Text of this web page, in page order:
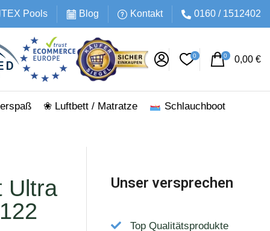
Pools Blog Kontakt 0160 / 1512402
0 0 0,00 €
❀ Luftbett / Matratze Schlauchboot
Ultra
Unser versprechen
Top Qualitätsprodukte